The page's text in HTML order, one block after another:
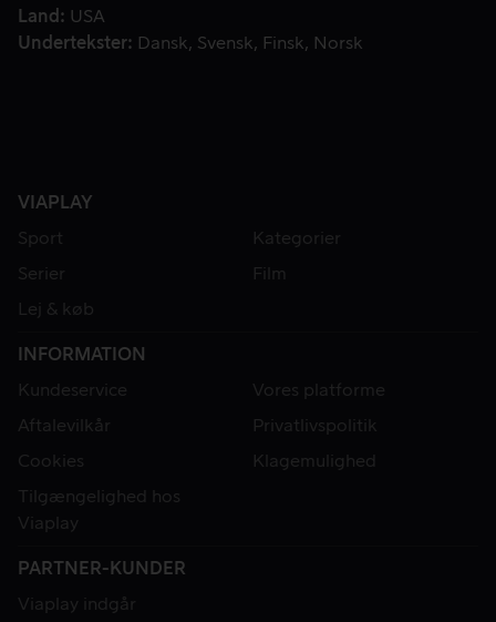
Land
USA
Undertekster
Dansk Svensk Finsk Norsk
VIAPLAY
Sport
Kategorier
Serier
Film
Lej & køb
INFORMATION
Kundeservice
Vores platforme
Aftalevilkår
Privatlivspolitik
Cookies
Klagemulighed
Tilgængelighed hos
Viaplay
PARTNER-KUNDER
Viaplay indgår